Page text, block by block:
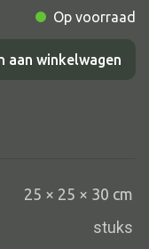
Op voorraad
aan winkelwagen
25 × 25 × 30 cm
stuks